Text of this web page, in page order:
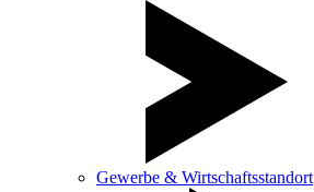
Gewerbe & Wirtschaftsstandort